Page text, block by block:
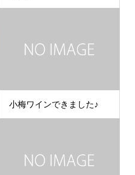
小梅ワインできました♪